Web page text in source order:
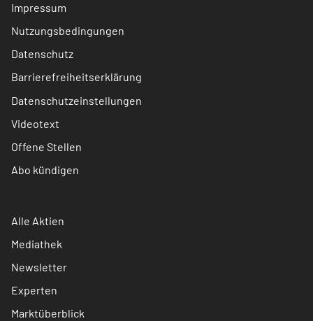
Impressum
Nutzungsbedingungen
Datenschutz
Barrierefreiheitserklärung
Datenschutzeinstellungen
Videotext
Offene Stellen
Abo kündigen
Alle Aktien
Mediathek
Newsletter
Experten
Marktüberblick